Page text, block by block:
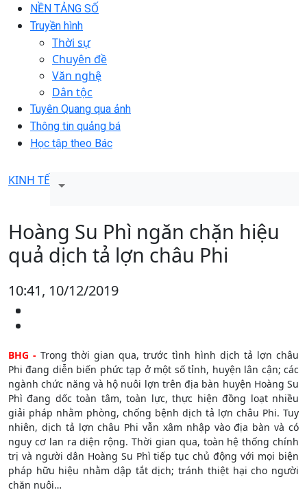
NỀN TẢNG SỐ
Truyền hình
Thời sự
Chuyên đề
Văn nghệ
Dân tộc
Tuyên Quang qua ảnh
Thông tin quảng bá
Học tập theo Bác
KINH TẾ
Hoàng Su Phì ngăn chặn hiệu
quả dịch tả lợn châu Phi
10:41, 10/12/2019
BHG - Trong thời gian qua, trước tình hình dịch tả lợn châu
Phi đang diễn biến phức tạp ở một số tỉnh, huyện lân cận; các
ngành chức năng và hộ nuôi lợn trên địa bàn huyện Hoàng Su
Phì đang dốc toàn tâm, toàn lực, thực hiện đồng loạt nhiều
giải pháp nhằm phòng, chống bệnh dịch tả lợn châu Phi. Tuy
nhiên, dịch tả lợn châu Phi vẫn xâm nhập vào địa bàn và có
nguy cơ lan ra diện rộng. Thời gian qua, toàn hệ thống chính
trị và người dân Hoàng Su Phì tiếp tục chủ động với mọi biện
pháp hữu hiệu nhằm dập tắt dịch; tránh thiệt hại cho người
chăn nuôi…